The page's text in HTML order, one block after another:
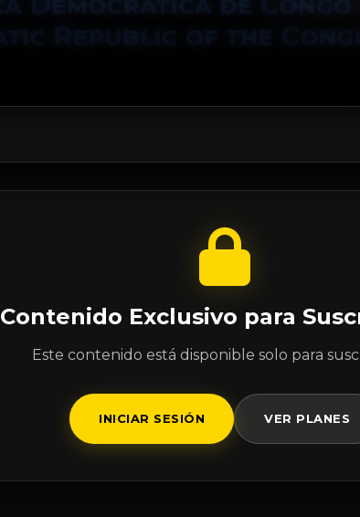
Contenido Exclusivo para
Este contenido está disponible solo para
INICIAR SESIÓN VER PLANES